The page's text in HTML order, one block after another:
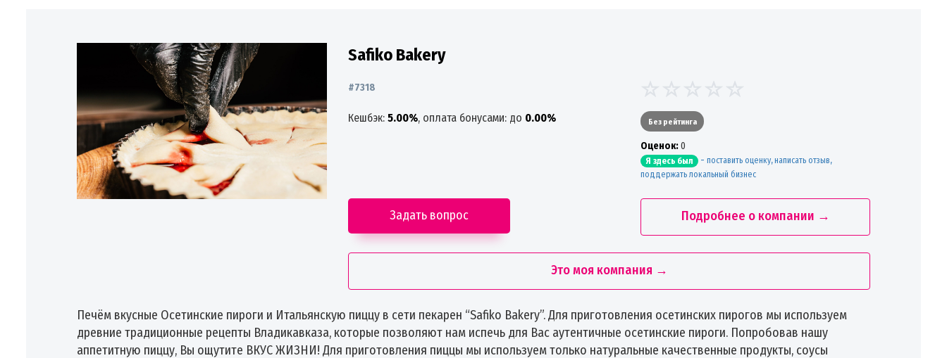
Safiko Bakery
#7318
Кешбэк:5.00%, оплата бонусами: до 0.00% Без рейтинга
Oценок:0
Я здесь был -поставить оценку, написать отзыв,
поддержать локальный бизнес
Задать вопрос Подробнее о компании →
Это моя компания →
Печём вкусные Осетинские пироги и Итальянскую пиццу в сети пекарен “Safiko Bakery”. Для приготовления осетинских пирогов мы используем
древние традиционные рецепты Владикавказа, которые позволяют нам испечь для Вас аутентичные осетинские пироги. Попробовав нашу
аппетитную пиццу, Вы ощутите ВКУС ЖИЗНИ! Для приготовления пиццы мы используем только натуральные качественные продукты, соусы